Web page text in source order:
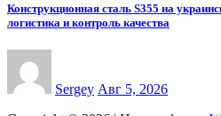
Конструкционная сталь S355 на
логистика и контроль качества
Sergey Авг 5, 2026